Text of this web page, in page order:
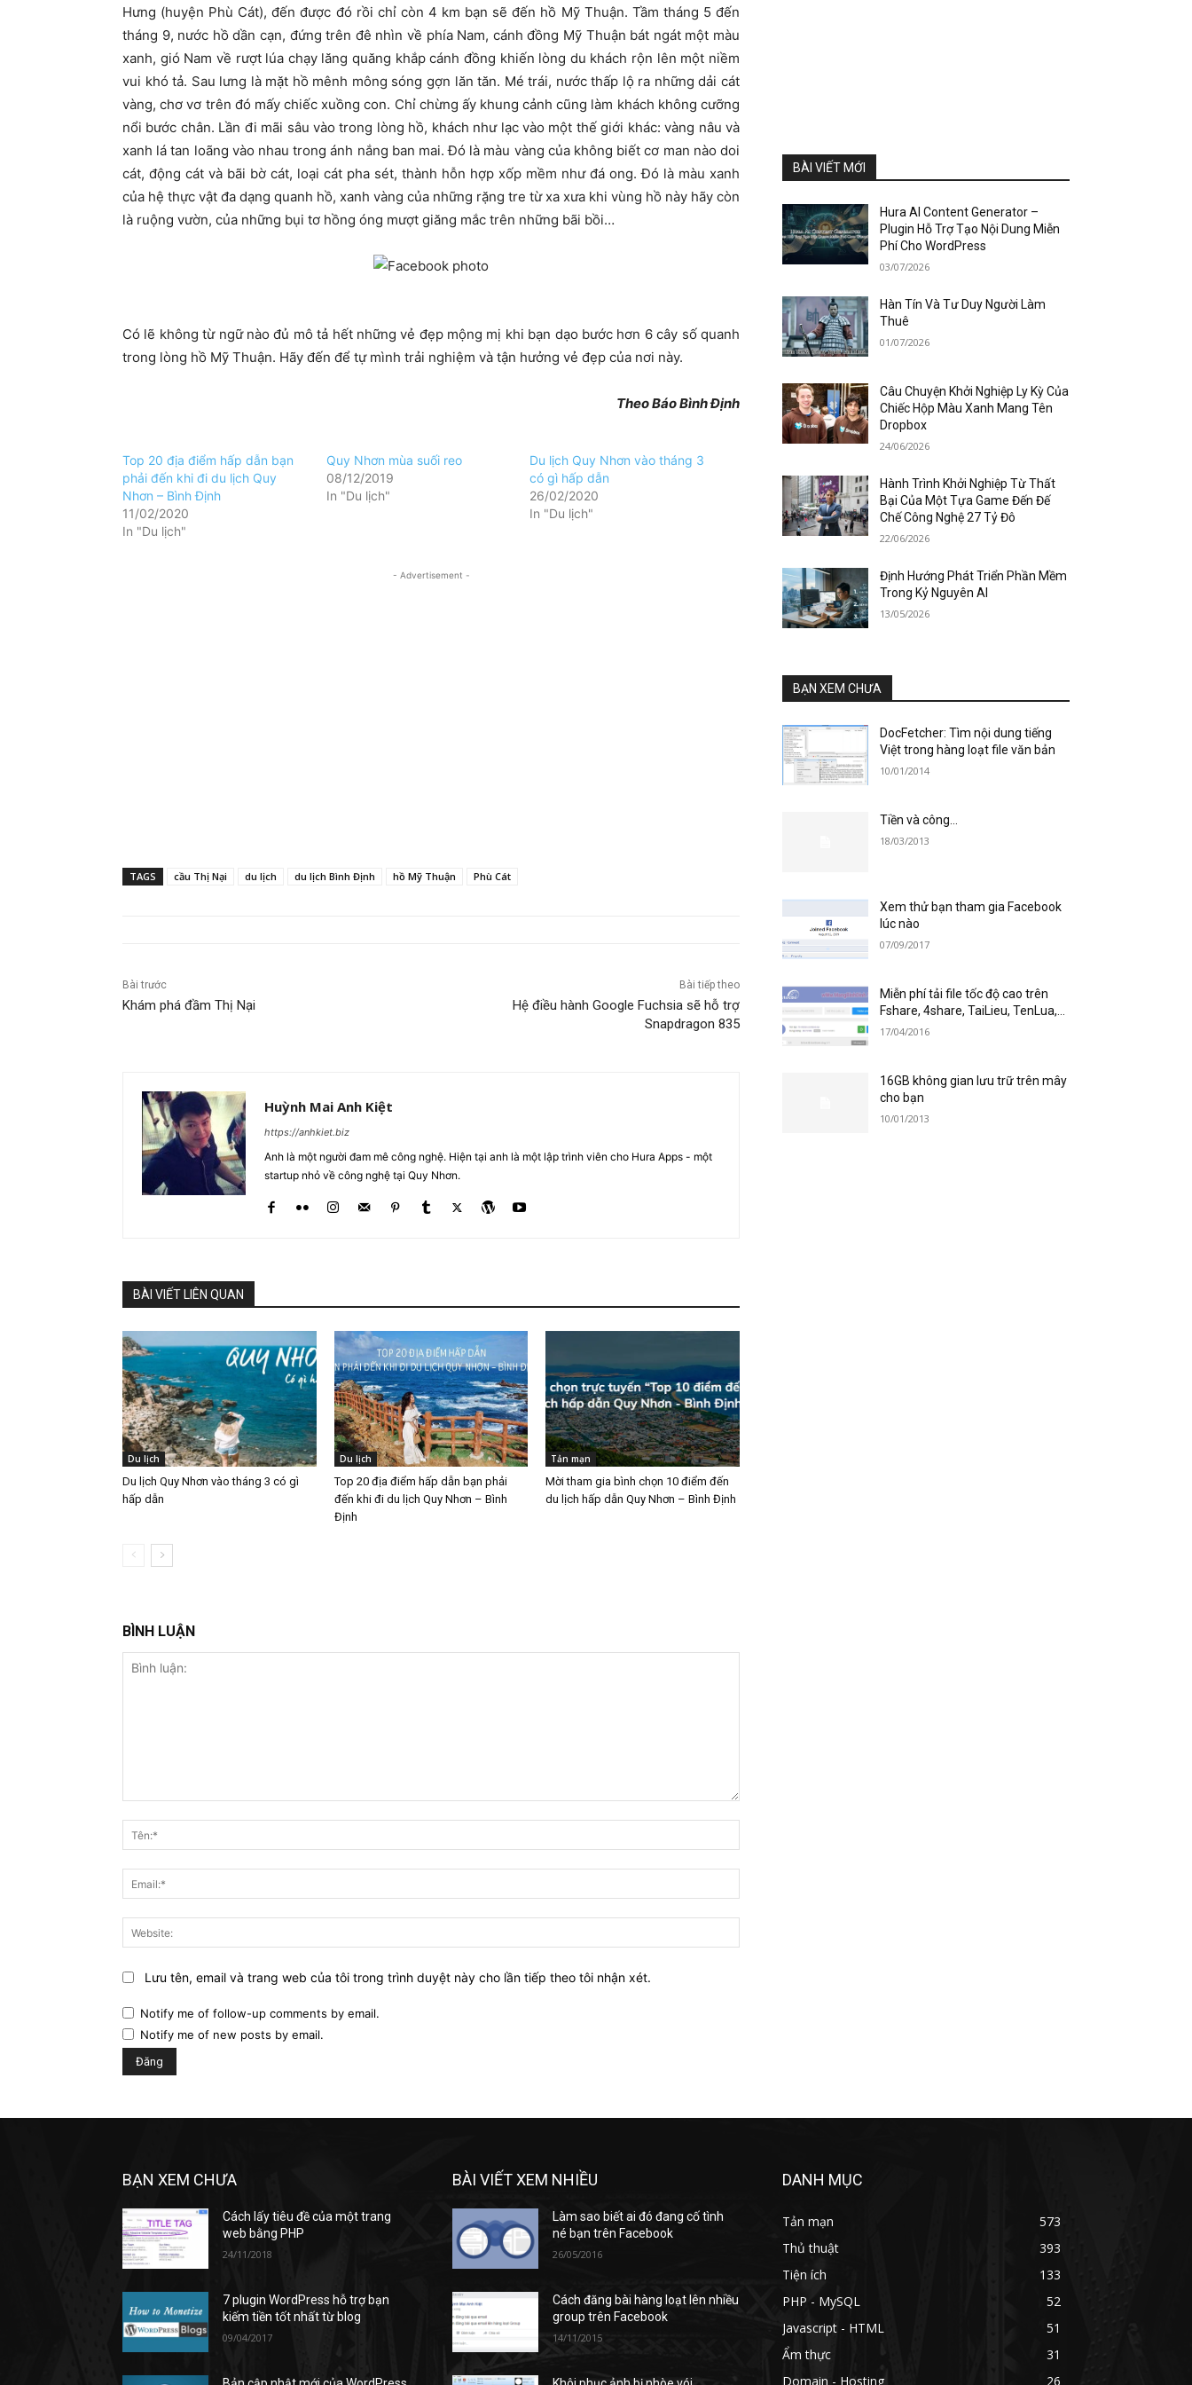
Hưng (huyện Phù Cát), đến được đó rồi chỉ còn 4 km bạn sẽ đến hồ Mỹ Thuận. Tầm tháng 5 đến
tháng 9, nước hồ dần cạn, đứng trên đê nhìn về phía Nam, cánh đồng Mỹ Thuận bát ngát một màu
xanh, gió Nam về rượt lúa chạy lăng quăng khắp cánh đồng khiến lòng du khách rộn lên một niềm
vui khó tả. Sau lưng là mặt hồ mênh mông sóng gợn lăn tăn. Mé trái, nước thấp lộ ra những dải cát
vàng, chơ vơ trên đó mấy chiếc xuồng con. Chỉ chừng ấy khung cảnh cũng làm khách không cưỡng
nổi bước chân. Lần đi mãi sâu vào trong lòng hồ, khách như lạc vào một thế giới khác: vàng nâu và
xanh lá tan loãng vào nhau trong ánh nắng ban mai. Đó là màu vàng của không biết cơ man nào doi
cát, động cát và bãi bờ cát, loại cát pha sét, thành hỗn hợp xốp mềm như đá ong. Đó là màu xanh
của hệ thực vật đa dạng quanh hồ, xanh vàng của những rặng tre từ xa xưa khi vùng hồ này hãy còn
là ruộng vườn, của những bụi tơ hồng óng mượt giăng mắc trên những bãi bồi…
Có lẽ không từ ngữ nào đủ mô tả hết những vẻ đẹp mộng mị khi bạn dạo bước hơn 6 cây số quanh
trong lòng hồ Mỹ Thuận. Hãy đến để tự mình trải nghiệm và tận hưởng vẻ đẹp của nơi này.
Theo Báo Bình Định
Top 20 địa điểm hấp dẫn bạn
phải đến khi đi du lịch Quy
Nhơn – Bình Định
11/02/2020
In "Du lịch"
Quy Nhơn mùa suối reo
08/12/2019
In "Du lịch"
Du lịch Quy Nhơn vào tháng 3
có gì hấp dẫn
26/02/2020
In "Du lịch"
- Advertisement -
TAGS cầu Thị Nại du lịch du lịch Bình Định hồ Mỹ Thuận Phù Cát
Bài trước
Khám phá đầm Thị Nại
Bài tiếp theo
Hệ điều hành Google Fuchsia sẽ hỗ trợ
Snapdragon 835
Huỳnh Mai Anh Kiệt
https://anhkiet.biz
Anh là một người đam mê công nghệ. Hiện tại anh là một lập trình viên cho Hura Apps - một
startup nhỏ về công nghệ tại Quy Nhơn.
BÀI VIẾT LIÊN QUAN
Du lịch
Du lịch Quy Nhơn vào tháng 3 có gì
hấp dẫn
Du lịch
Top 20 địa điểm hấp dẫn bạn phải
đến khi đi du lịch Quy Nhơn – Bình
Định
Tản mạn
Mời tham gia bình chọn 10 điểm đến
du lịch hấp dẫn Quy Nhơn – Bình Định
BÌNH LUẬN
luận:
Lưu tên, email và trang web của tôi trong trình duyệt này cho lần tiếp theo tôi nhận xét.
Notify me of follow-up comments by email.
Notify me of new posts by email.
BÀI VIẾT MỚI
Hura AI Content Generator –
Plugin Hỗ Trợ Tạo Nội Dung Miễn
Phí Cho WordPress
03/07/2026
Hàn Tín Và Tư Duy Người Làm
Thuê
01/07/2026
Câu Chuyện Khởi Nghiệp Ly Kỳ Của
Chiếc Hộp Màu Xanh Mang Tên
Dropbox
24/06/2026
Hành Trình Khởi Nghiệp Từ Thất
Bại Của Một Tựa Game Đến Đế
Chế Công Nghệ 27 Tỷ Đô
22/06/2026
Định Hướng Phát Triển Phần Mềm
Trong Kỷ Nguyên AI
13/05/2026
BẠN XEM CHƯA
DocFetcher: Tìm nội dung tiếng
Việt trong hàng loạt file văn bản
10/01/2014
Tiền và công…
18/03/2013
Xem thử bạn tham gia Facebook
lúc nào
07/09/2017
Miễn phí tải file tốc độ cao trên
Fshare, 4share, TaiLieu, TenLua,…
17/04/2016
16GB không gian lưu trữ trên mây
cho bạn
10/01/2013
BẠN XEM CHƯA
Cách lấy tiêu đề của một trang
web bằng PHP
24/11/2018
7 plugin WordPress hỗ trợ bạn
kiếm tiền tốt nhất từ blog
09/04/2017
BÀI VIẾT XEM NHIỀU
Làm sao biết ai đó đang cố tình
né bạn trên Facebook
26/05/2016
Cách đăng bài hàng loạt lên nhiều
group trên Facebook
14/11/2015
DANH MỤC
Tản mạn
573
Thủ thuật
393
Tiện ích
133
PHP - MySQL
52
Javascript - HTML
51
Ẩm thực
31
Domain - Hosting
26